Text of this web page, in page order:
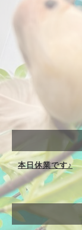
本日休業です♪